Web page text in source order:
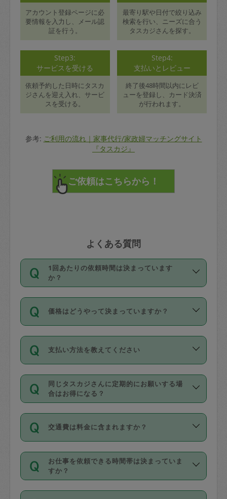
アカウント登録ページに必
要情報を入力し、メール認
証を行う。
最寄り駅や日付で絞り込み
検索を行い、ニーズに合う
タスカジさんを探す。
Step3:
サービスを受ける
依頼予約した日時にタスカ
ジさんを迎え入れ、サービ
スを受ける。
Step4:
支払いとレビュー
終了後48時間以内にレビ
ューを登録し、カード決済
が行われます。
参考: ご利用の流れ｜家事代行/家政婦マッチングサイト
『タスカジ』
よくある質問
1回あたりの依頼時間は決まっています
か？
依頼1回につき3時間固定です。3時間を
超えて依頼したい場合は、延長機能をご
利用ください。機能をご利用いただくに
の上事前申請することが必要です。な
お、3時間を下回っても、値引き等はござ
いません。
価格はどうやって決まっていますか？
11種類の価格帯の中からタスカジさん自
身が価格を選んで設定しています。
タスカジさんの価格設定には最初は制限
があり、レビュー件数、レビューの平均
値、などで除々に設定可能な最高額が上
がっていく仕組みになっています。
支払い方法を教えてください
お支払方法はクレジットカード（Visa／
Master／JCB／AMERICAN EXPRESS／
Diners Club）のみとなります。
を行う際にご入力ください。プロフィー
ル登録時にはご入力いただかなくても大
丈夫です。
デビットカード・プリペイドカード（Vプ
リカ、au WALLETなど）は支払にはご利
同じタスカジさんに定期的にお願いする場
合はお得になる？
依頼には「スポット」と「定期（毎週｜
隔週）」があり、「定期」の依頼は「ス
ポット」よりお得な料金でご利用できま
す。
定期の最低利用回数は設けていない代わ
りに、一定数を超えたキャンセルは有償
交通費は料金に含まれますか？
交通費は依頼料金とは別途発生し、依頼
料金のご請求と合わせてお支払いとなり
ます。交通費の金額は「依頼の詳細」に
お仕事を依頼できる時間帯は決まっていま
すか？
時間帯は3種類あります。いずれも１回あ